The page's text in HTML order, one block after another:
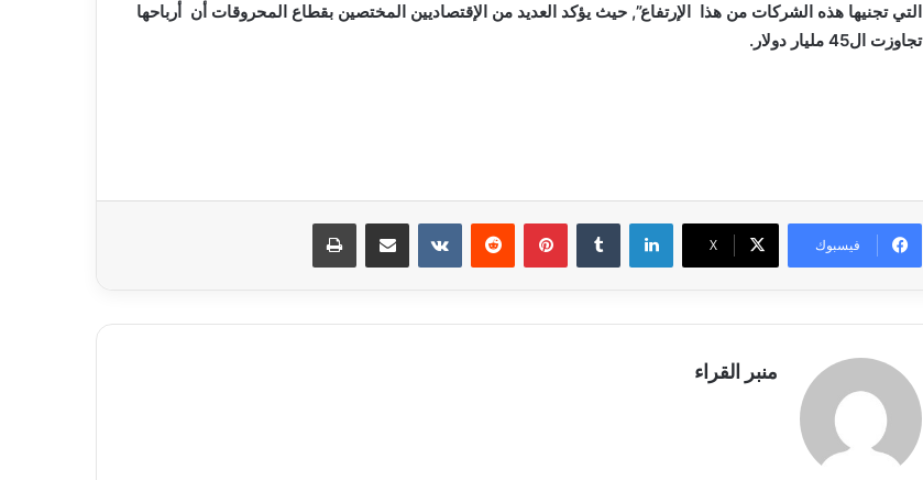
التي تجنيها هذه الشركات من هذا الإرتفاع”, حيث يؤكد العديد من الإقتصاديين المختصين بقطاع المحروقات أن أرباحها
تجاوزت ال45 مليار دولار.
فيسبوك X
لينكدإن بينتيريست مشاركة عبر البريد
منبر القراء